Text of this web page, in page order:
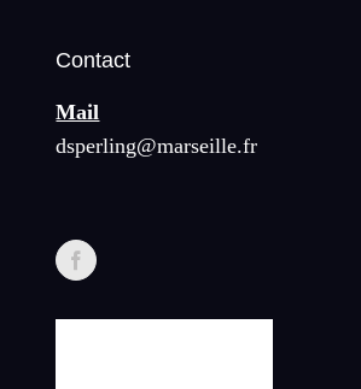
Contact
Mail
dsperling@marseille.fr